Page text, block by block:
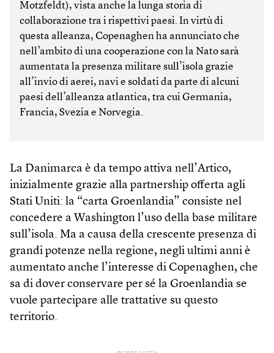
Motzfeldt), vista anche la lunga storia di
collaborazione tra i rispettivi paesi. In virtù di
questa alleanza, Copenaghen ha annunciato che
nell’ambito di una cooperazione con la Nato sarà
aumentata la presenza militare sull’isola grazie
all’invio di aerei, navi e soldati da parte di alcuni
paesi dell’alleanza atlantica, tra cui Germania,
Francia, Svezia e Norvegia.
La Danimarca è da tempo attiva nell’Artico,
inizialmente grazie alla partnership offerta agli
Stati Uniti: la “carta Groenlandia” consiste nel
concedere a Washington l’uso della base militare
sull’isola. Ma a causa della crescente presenza di
grandi potenze nella regione, negli ultimi anni è
aumentato anche l’interesse di Copenaghen, che
sa di dover conservare per sé la Groenlandia se
vuole partecipare alle trattative su questo
territorio.